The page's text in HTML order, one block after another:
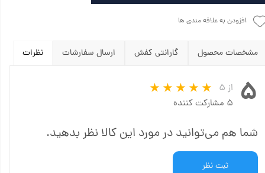
افزودن به علاقه مندی ها
مشخصات محصول گارانتی کفش ارسال سفارشات نظرات
۵
از ۵
۵ مشارکت کننده
شما هم می‌توانید در مورد این کالا نظر بدهید.
ثبت نظر